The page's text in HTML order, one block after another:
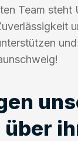
Team steht
über